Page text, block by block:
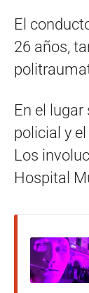
El
26 años,
En el lugar
policial y
Los
Hospital